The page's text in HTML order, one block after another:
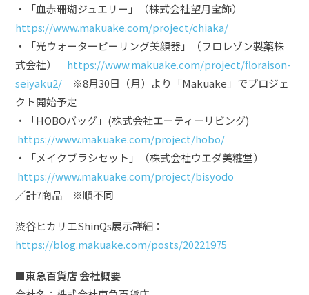
・「血赤珊瑚ジュエリー」（株式会社望月宝飾）
https://www.makuake.com/project/chiaka/
・「光ウォーターピーリング美顔器」（フロレゾン製薬株
式会社） https://www.makuake.com/project/floraison-
seiyaku2/ ※8月30日（月）より「Makuake」でプロジェ
クト開始予定
・「HOBOバッグ」(株式会社エーティーリビング)
https://www.makuake.com/project/hobo/
・「メイクブラシセット」（株式会社ウエダ美粧堂）
https://www.makuake.com/project/bisyodo
／計7商品 ※順不同
渋谷ヒカリエShinQs展示詳細：
https://blog.makuake.com/posts/20221975
■東急百貨店 会社概要